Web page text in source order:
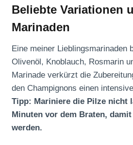
Beliebte Variationen
Marinaden
Eine meiner Lieblingsmarinaden
Olivenöl, Knoblauch, Rosmarin
Marinade verkürzt die
den Champignons einen
Tipp: Mariniere die Pilze nicht
Minuten vor dem Braten,
werden.